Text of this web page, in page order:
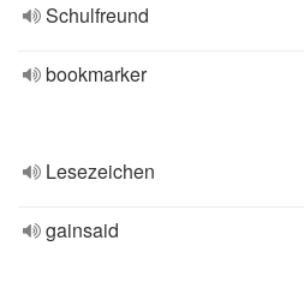
Schulfreund
bookmarker
Lesezeichen
gainsaid